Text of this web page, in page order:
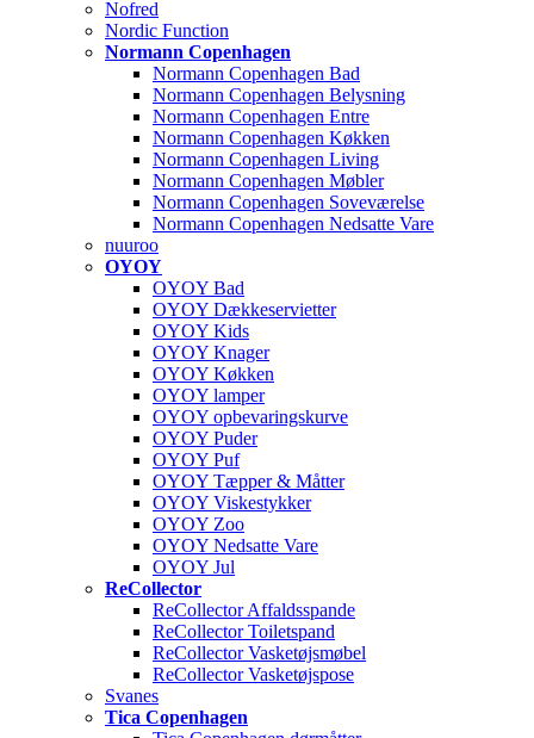
Nofred
Nordic Function
Normann Copenhagen
Normann Copenhagen Bad
Normann Copenhagen Belysning
Normann Copenhagen Entre
Normann Copenhagen Køkken
Normann Copenhagen Living
Normann Copenhagen Møbler
Normann Copenhagen Soveværelse
Normann Copenhagen Nedsatte Vare
nuuroo
OYOY
OYOY Bad
OYOY Dækkeservietter
OYOY Kids
OYOY Knager
OYOY Køkken
OYOY lamper
OYOY opbevaringskurve
OYOY Puder
OYOY Puf
OYOY Tæpper & Måtter
OYOY Viskestykker
OYOY Zoo
OYOY Nedsatte Vare
OYOY Jul
ReCollector
ReCollector Affaldsspande
ReCollector Toiletspand
ReCollector Vasketøjsmøbel
ReCollector Vasketøjspose
Svanes
Tica Copenhagen